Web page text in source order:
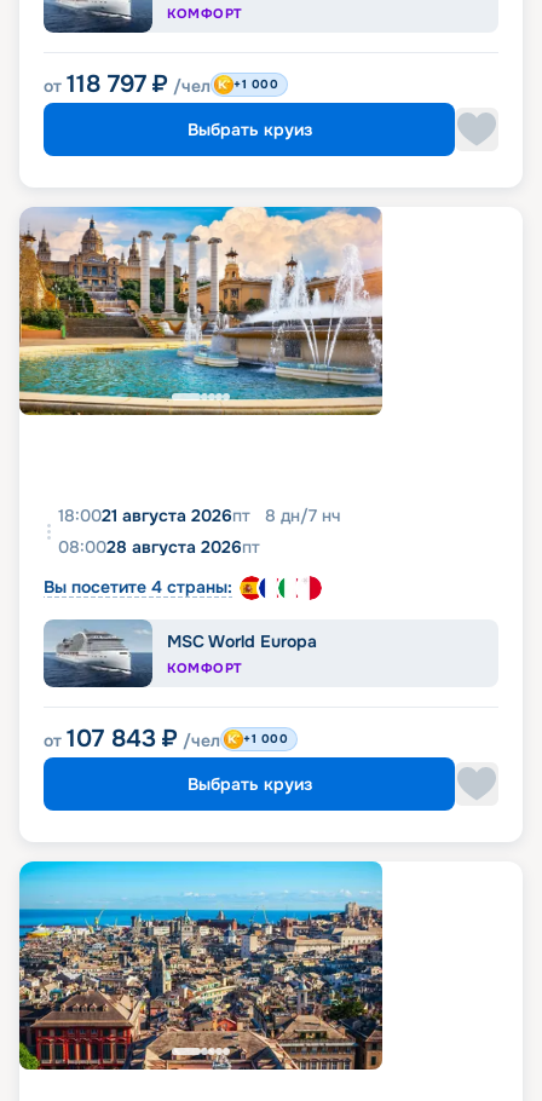
КОМФОРТ
от 118 797 ₽ /чел +1 000
Выбрать круиз
18:0021 августа 2026пт 8 дн/7 нч
08:0028 августа 2026пт
Вы посетите 4 страны:
MSC World Europa
КОМФОРТ
от 107 843 ₽ /чел +1 000
Выбрать круиз